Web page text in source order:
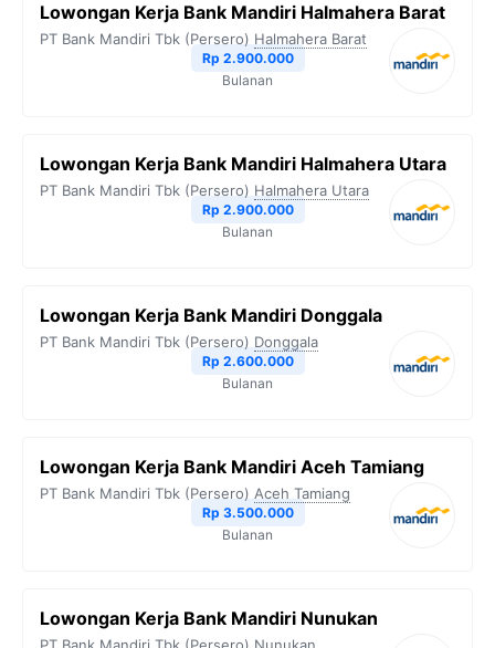
Lowongan Kerja Bank Mandiri Halmahera Barat
PT Bank Mandiri Tbk (Persero) Halmahera Barat
Rp 2.900.000
Bulanan
Lowongan Kerja Bank Mandiri Halmahera Utara
PT Bank Mandiri Tbk (Persero) Halmahera Utara
Rp 2.900.000
Bulanan
Lowongan Kerja Bank Mandiri Donggala
PT Bank Mandiri Tbk (Persero) Donggala
Rp 2.600.000
Bulanan
Lowongan Kerja Bank Mandiri Aceh Tamiang
PT Bank Mandiri Tbk (Persero) Aceh Tamiang
Rp 3.500.000
Bulanan
Lowongan Kerja Bank Mandiri Nunukan